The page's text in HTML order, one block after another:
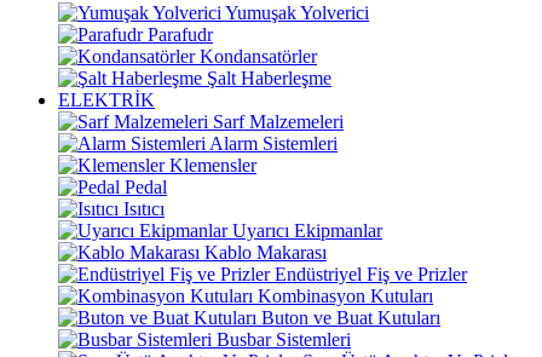
Yumuşak Yolverici
Parafudr
Kondansatörler
Şalt Haberleşme
ELEKTRİK
Sarf Malzemeleri
Alarm Sistemleri
Klemensler
Pedal
Isıtıcı
Uyarıcı Ekipmanlar
Kablo Makarası
Endüstriyel Fiş ve Prizler
Kombinasyon Kutuları
Buton ve Buat Kutuları
Busbar Sistemleri